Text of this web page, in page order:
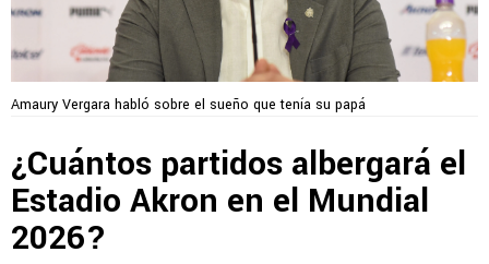
Amaury Vergara habló sobre el sueño que tenía su papá
¿Cuántos partidos albergará el
Estadio Akron en el Mundial
2026?